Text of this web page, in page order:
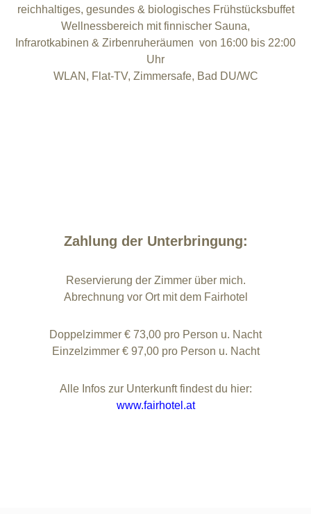
reichhaltiges, gesundes & biologisches Frühstücksbuffet
Wellnessbereich mit finnischer Sauna,
Infrarotkabinen & Zirbenruheräumen von 16:00 bis 22:00
Uhr
WLAN, Flat-TV, Zimmersafe, Bad DU/WC
Zahlung der Unterbringung:
Reservierung der Zimmer über mich.
Abrechnung vor Ort mit dem Fairhotel
Doppelzimmer € 73,00 pro Person u. Nacht
Einzelzimmer € 97,00 pro Person u. Nacht
Alle Infos zur Unterkunft findest du hier:
www.fairhotel.at